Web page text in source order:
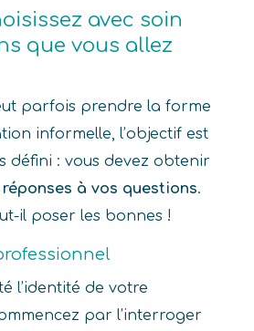
avec soin
que vous allez
parfois prendre la forme
informelle, l’objectif est
défini : vous devez obtenir
réponses à vos questions.
il poser les bonnes !
l’identité de votre
par l’interroger